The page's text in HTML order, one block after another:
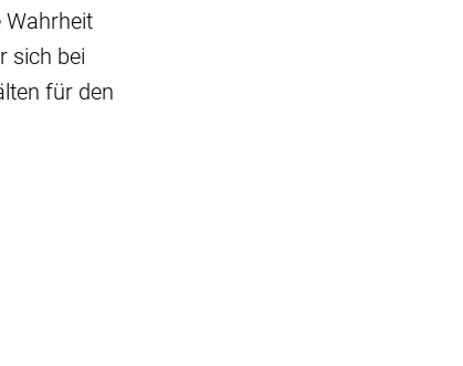
Wahrheit
sich bei
für den